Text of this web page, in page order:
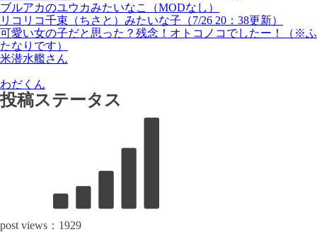
ブルアカのユウカみたいなこ（MODなし）
リコリコ千束（ちさと）みたいな子（7/26 20：38更新）
可愛い女の子だと思った？残念！オトコノコでしたー！（※ふ
たなりです）
米潜水艦さん
わだくん
投稿ステータス
post views： 1929